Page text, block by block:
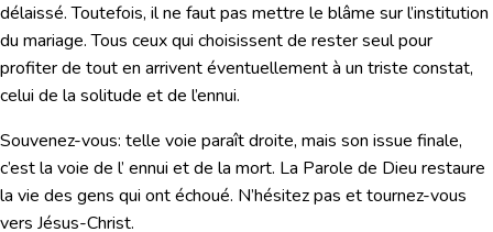
délaissé. Toutefois, il ne faut pas mettre le blâme sur l’institution
du mariage. Tous ceux qui choisissent de rester seul pour
profiter de tout en arrivent éventuellement à un triste constat,
celui de la solitude et de l’ennui.
Souvenez-vous: telle voie paraît droite, mais son issue finale,
c’est la voie de l’ ennui et de la mort. La Parole de Dieu restaure
la vie des gens qui ont échoué. N’hésitez pas et tournez-vous
vers Jésus-Christ.